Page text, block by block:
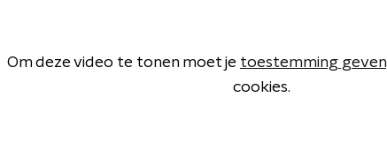
Om deze video te tonen moet je toestemming geven
cookies.